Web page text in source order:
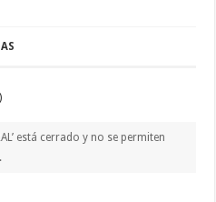
está cerrado y no se permiten